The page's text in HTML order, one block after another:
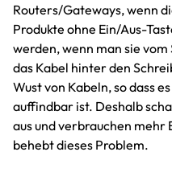
Routers/Gateways, wenn
Produkte ohne Ein/Aus-
werden, wenn man sie
das Kabel hinter den
Wust von Kabeln, so dass
auffindbar ist. Deshalb
aus und verbrauchen mehr
behebt dieses Problem.